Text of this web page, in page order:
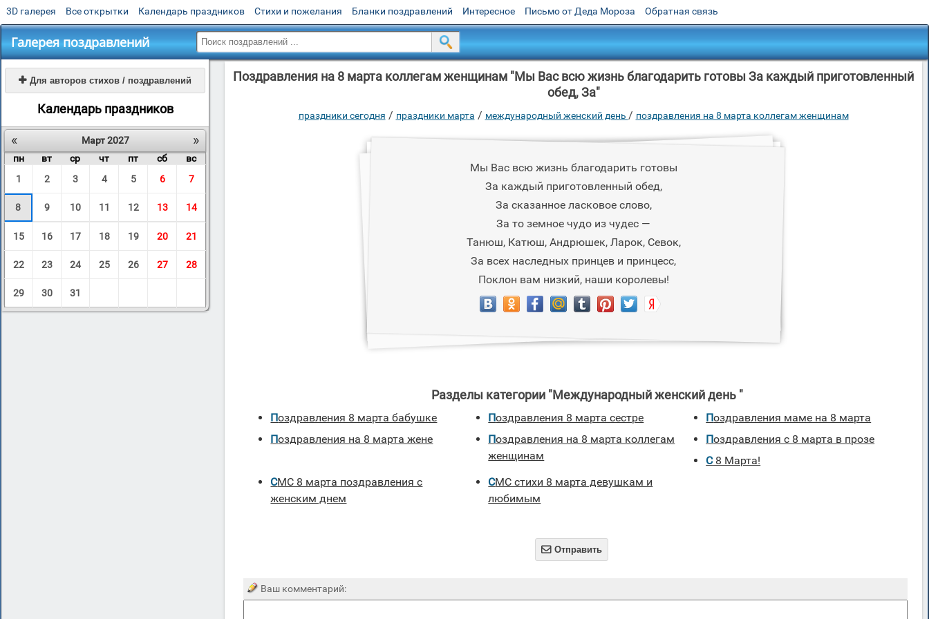
3D галерея Все открытки Календарь праздников Стихи и пожелания Бланки поздравлений Интересное Письмо от Деда Мороза Обратная связь
Галерея поздравлений
 Для авторов стихов / поздравлений
Календарь праздников
« »
Март 2027
пн
вт ср чт пт сб
вс
1
2 3 4 5 6 7
8 9 10 11 12 13 14
15 16 17 18 19 20 21
22 23 24 25 26 27 28
29 30 31
Поздравления на 8 марта коллегам женщинам "Мы Bас всю жизнь благодарить готовы За каждый приготовленный
обед, За"
праздники сегодня / праздники марта / международный женский день / поздравления на 8 марта коллегам женщинам
Мы Bас всю жизнь благодарить готовы
За каждый приготовленный обед,
За сказанное ласковое слово,
За то земное чудо из чудес —
Танюш, Катюш, Андрюшек, Ларок, Севок,
За всех наследных принцев и принцесс,
Поклон вам низкий, наши королевы!
Разделы категории "Международный женский день "
поздравления 8 марта бабушке поздравления 8 марта сестре
поздравления маме на 8 марта
поздравления на 8 марта жене
поздравления на 8 марта коллегам
женщинам
Поздравления с 8 марта в прозе
С 8 Марта!
СМС 8 марта поздравления с
женским днем
СМС стихи 8 марта девушкам и
любимым
 Отправить
Ваш комментарий: